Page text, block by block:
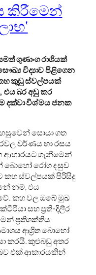
කිරීමෙන්
ගුණාංග රාශියක්
විද්‍යාව පිළිගෙන
කුඩු ස්වල්පයක්
බර අඩු කර
දක්වා විශ්මය ජනක
සොයා ගත
වර්ණය හා රසය
ගැනීමෙන්
බොහෝ රෝග ද සුව
කහ ස්වල්පයක් පිරිසිදු
නම්, එය
කහ වල ඔබේ මුඛ
සහ ප්‍රති-දිලීර
ප්‍රතිශක්තිය
ආශ්‍රිත බොහෝ
කරයි. කුළුබඩු අතර
එක් ආකාරයකින්